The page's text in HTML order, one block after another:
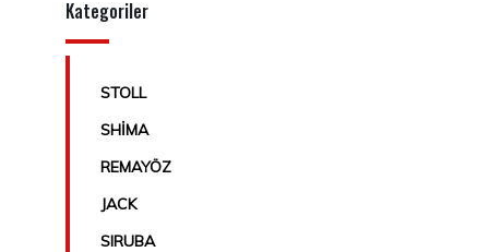
Kategoriler
STOLL
SHİMA
REMAYÖZ
JACK
SIRUBA